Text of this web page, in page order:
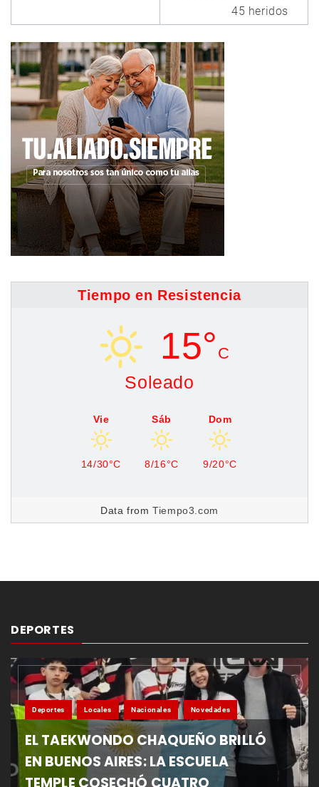
45 heridos
Tiempo en Resistencia
15° C
Soleado
Vie
14/30°C
Sáb
8/16°C
Dom
9/20°C
Data fromTiempo3.com
DEPORTES
Deportes Locales Nacionales Novedades
EL TAEKWONDO CHAQUEÑO BRILLÓ
EN BUENOS AIRES: LA ESCUELA
TEMPLE COSECHÓ CUATRO